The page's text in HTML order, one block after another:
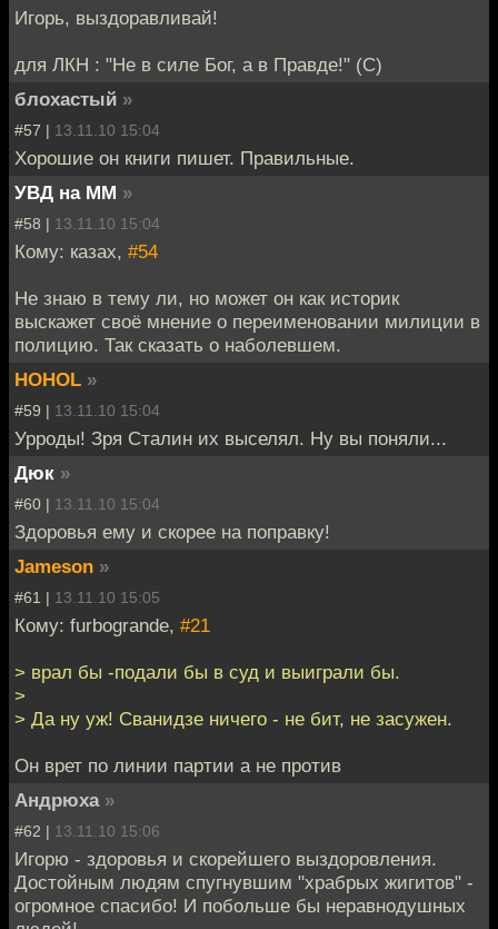
Игорь, выздоравливай!
для ЛКН : "Не в силе Бог, а в Правде!" (С)
блохастый »
#57 | 13.11.10 15:04
Хорошие он книги пишет. Правильные.
УВД на ММ »
#58 | 13.11.10 15:04
Кому: казах, #54
Не знаю в тему ли, но может он как историк
выскажет своё мнение о переименовании милиции в
полицию. Так сказать о наболевшем.
HOHOL »
#59 | 13.11.10 15:04
Урроды! Зря Сталин их выселял. Ну вы поняли...
Дюк »
#60 | 13.11.10 15:04
Здоровья ему и скорее на поправку!
Jameson »
#61 | 13.11.10 15:05
Кому: furbogrande, #21
> врал бы -подали бы в суд и выиграли бы.
>
> Да ну уж! Сванидзе ничего - не бит, не засужен.
Он врет по линии партии а не против
Андрюха »
#62 | 13.11.10 15:06
Игорю - здоровья и скорейшего выздоровления.
Достойным людям спугнувшим "храбрых жигитов" -
огромное спасибо! И побольше бы неравнодушных